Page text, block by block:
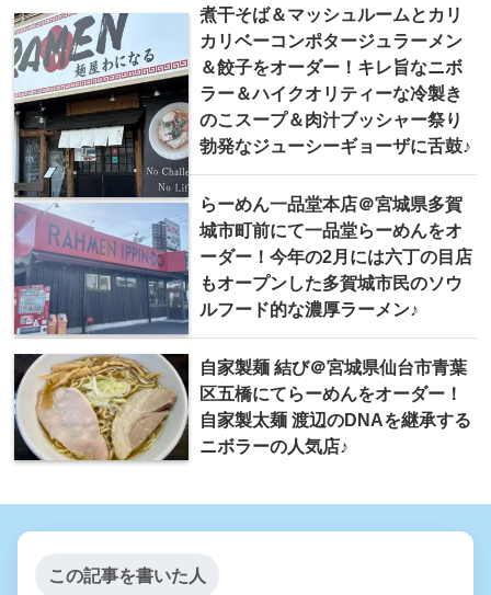
煮干そば＆マッシュルームとカリ
カリベーコンポタージュラーメン
＆餃子をオーダー！キレ旨なニボ
ラー＆ハイクオリティーな冷製き
のこスープ＆肉汁ブッシャー祭り
勃発なジューシーギョーザに舌鼓♪
らーめん一品堂本店＠宮城県多賀
城市町前にて一品堂らーめんをオ
ーダー！今年の2月には六丁の目店
もオープンした多賀城市民のソウ
ルフード的な濃厚ラーメン♪
自家製麺 結び＠宮城県仙台市青葉
区五橋にてらーめんをオーダー！
自家製太麺 渡辺のDNAを継承する
ニボラーの人気店♪
この記事を書いた人